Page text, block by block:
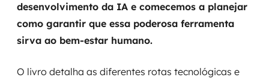
desenvolvimento da IA e comecemos a planejar
como garantir que essa poderosa ferramenta
sirva ao bem-estar humano.
O livro detalha as diferentes rotas tecnológicas e